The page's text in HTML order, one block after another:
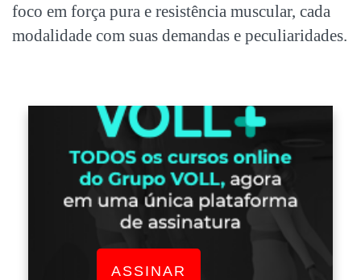
foco em força pura e resistência muscular, cada
modalidade com suas demandas e peculiaridades.
ASSINAR